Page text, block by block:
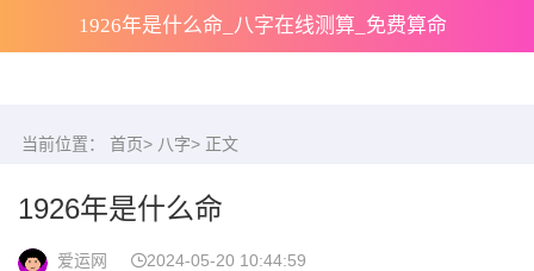
1926年是什么命_八字在线测算_免费算命
当前位置： 首页> 八字> 正文
1926年是什么命
爱运网 2024-05-20 10:44:59